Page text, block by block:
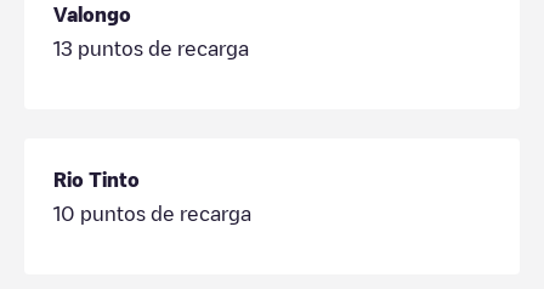
Valongo
13 puntos de recarga
Rio Tinto
10 puntos de recarga